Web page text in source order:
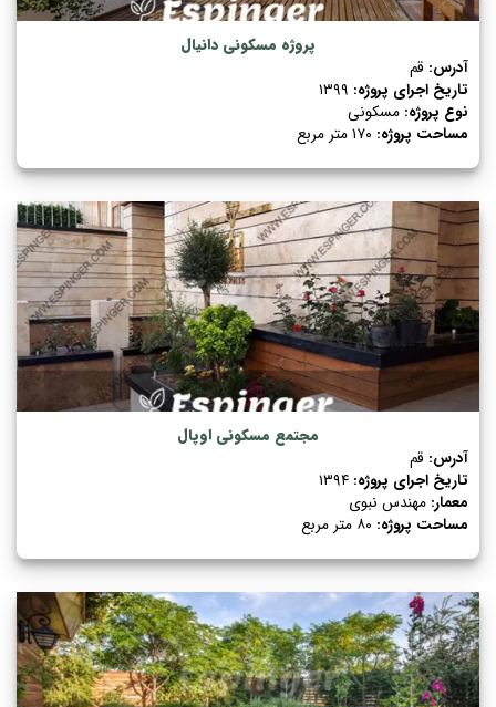
پروژه مسکونی دانیال
آدرس: قم
تاریخ اجرای پروژه:
نوع پروژه: مسکونی
مساحت پروژه:
مجتمع مسکونی اوپال
آدرس: قم
تاریخ اجرای پروژه:
معمار: مهندس نبوی
مساحت پروژه: ۸۰ متر مربع